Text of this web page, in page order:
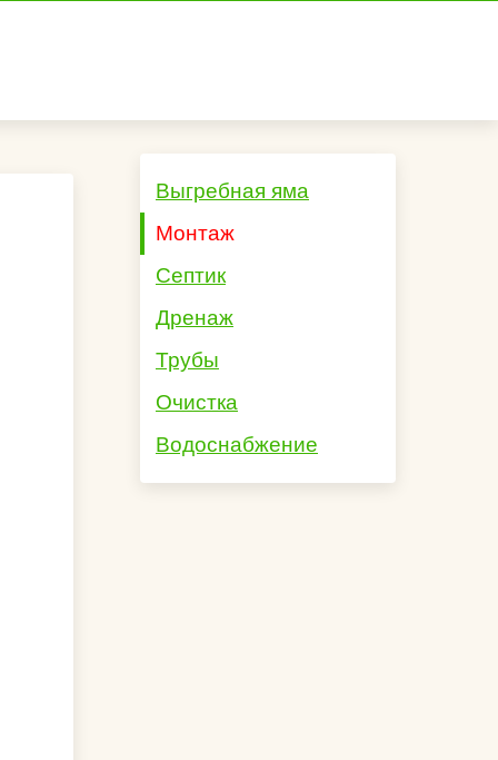
Выгребная яма
Монтаж
Септик
Дренаж
Трубы
Очистка
Водоснабжение